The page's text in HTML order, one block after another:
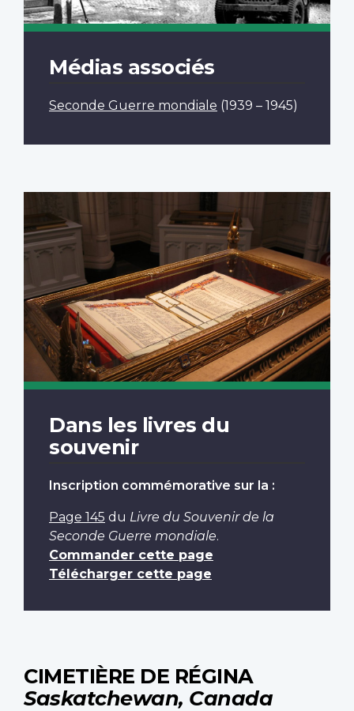
Médias associés
Seconde Guerre mondiale (1939 – 1945)
Dans les livres du
souvenir
Inscription commémorative sur la :
Page 145 du Livre du Souvenir de la
Seconde Guerre mondiale.
Commander cette page
Télécharger cette page
CIMETIÈRE DE RÉGINA
Saskatchewan, Canada